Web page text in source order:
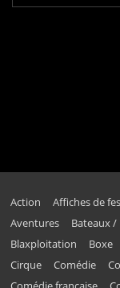
Action Affiches de
Aventures
Bateaux
Blaxploitation
Boxe
Cirque
Comédie